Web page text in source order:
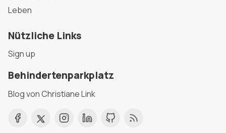
Leben
Nützliche Links
Sign up
Behindertenparkplatz
Blog von Christiane Link